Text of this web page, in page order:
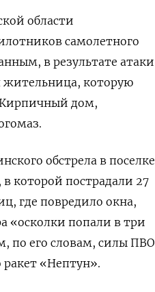
области
самолетного
в результате атаки
жительница, которую
дом,
обстрела в поселке
которой пострадали 27
где повредило окна,
«осколки попали в три
по его словам, силы ПВО
«Нептун».